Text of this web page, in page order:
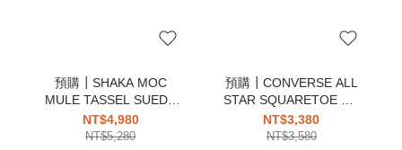
預購┃SHAKA MOC
MULE TASSEL SUEDE
4WAY 莫卡辛 麂皮 穆勒
涼鞋 流蘇
NT$4,980
NT$5,280
預購┃CONVERSE ALL
STAR SQUARETOE OX
低筒 方頭 帆布鞋 全黑
NT$3,380
NT$3,580